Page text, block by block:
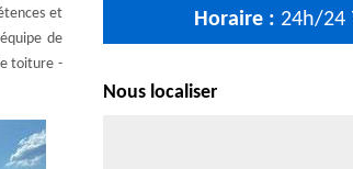
et
de
toiture -
Horaire : 24h/24
Nous localiser